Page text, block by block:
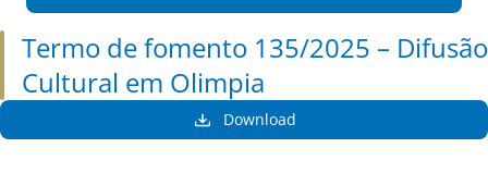
Termo de fomento 135/2025 – Difusão
Cultural em Olimpia
Download